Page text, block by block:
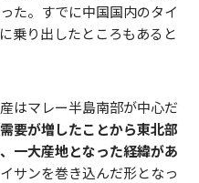
た。すでに中国国内のタイ
乗り出したところもあると
はマレー半島南部が中心だ
要が増したことから東北部
一大産地となった経緯があ
サンを巻き込んだ形となっ